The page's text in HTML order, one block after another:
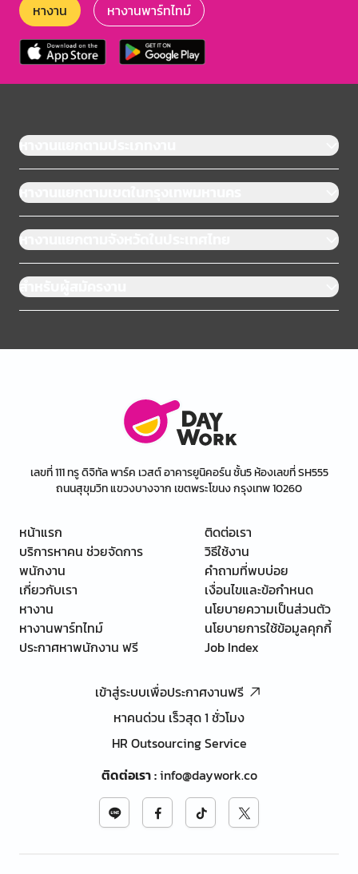
หางาน หางานพาร์ทไทม์
หางานแยกตามประเภทงาน
หางานแยกตามเขตในกรุงเทพมหานคร
หางานแยกตามจังหวัดในประเทศไทย
สำหรับผู้สมัครงาน
เลขที่ 111 ทรู ดิจิทัล พาร์ค เวสต์ อาคารยูนิคอร์น ชั้น5 ห้องเลขที่ SH555
ถนนสุขุมวิท แขวงบางจาก เขตพระโขนง กรุงเทพ 10260
หน้าแรก
บริการหาคน ช่วยจัดการ
พนักงาน
เกี่ยวกับเรา
หางาน
หางานพาร์ทไทม์
ประกาศหาพนักงาน ฟรี
ติดต่อเรา
วิธีใช้งาน
คำถามที่พบบ่อย
เงื่อนไขและข้อกำหนด
นโยบายความเป็นส่วนตัว
นโยบายการใช้ข้อมูลคุกกี้
Job Index
เข้าสู่ระบบเพื่อประกาศงานฟรี
หาคนด่วน เร็วสุด 1 ชั่วโมง
HR Outsourcing Service
ติดต่อเรา:info@daywork.co